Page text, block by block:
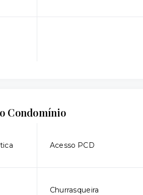
Condomínio
Acesso PCD
Churrasqueira